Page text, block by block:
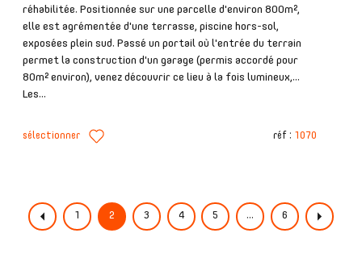
réhabilitée. Positionnée sur une parcelle d'environ 800m²,
elle est agrémentée d'une terrasse, piscine hors-sol,
exposées plein sud. Passé un portail où l'entrée du terrain
permet la construction d'un garage (permis accordé pour
80m² environ), venez découvrir ce lieu à la fois lumineux,...
Les...
sélectionner réf : 1070
1 2 3 4 5 ... 6